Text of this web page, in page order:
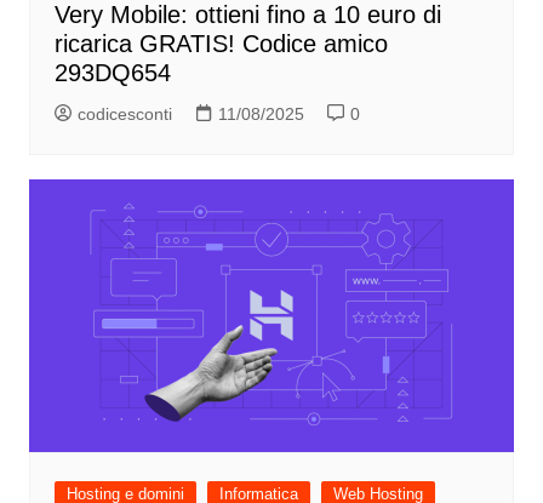
Very Mobile: ottieni fino a 10 euro di
ricarica GRATIS! Codice amico
293DQ654
codicesconti 11/08/2025 0
Hosting e domini Informatica Web Hosting